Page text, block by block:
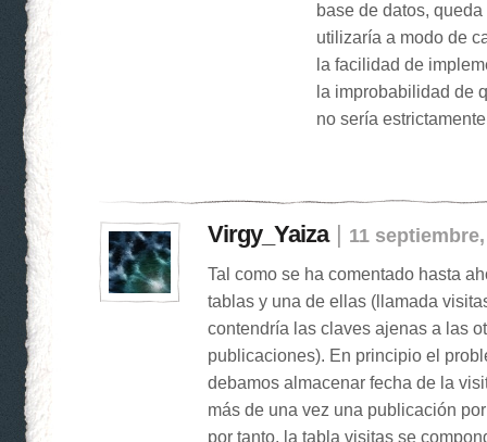
base de datos,
utilizaría a modo de
la facilidad de
la improbabilidad de
no sería
Virgy_Yaiza | 11
Tal como se ha comentado hasta
tablas y una de ellas (llamada
contendría las claves ajenas a las
publicaciones). En principio el
debamos almacenar fecha de la
más de una vez una publicación
por tanto, la tabla visitas se